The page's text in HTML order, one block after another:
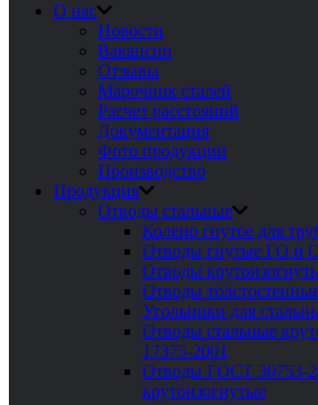
О нас
Новости
Вакансии
Отзывы
Марочник сталей
Расчет расстояний
Документация
Фото продукции
Производство
Продукция
Отводы стальные
Колено гнутое для
Отводы гнутые ГО и
Отводы
Отводы
Угольники для
Отводы стальные
17375-2001
Отводы ГОСТ 30753-
крутоизогнутые